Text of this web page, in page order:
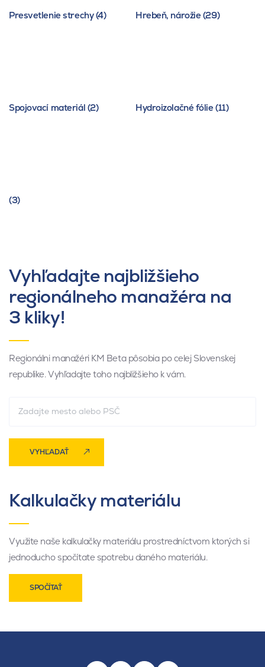
Presvetlenie strechy (4) Hrebeň, nárožie (29)
Spojovací materiál (2) Hydroizolačné fólie (11)
(3)
Vyhľadajte najbližšieho
regionálneho manažéra na
3 kliky!
Regionálni manažéri KM Beta pôsobia po celej Slovenskej
republike. Vyhľadajte toho najbližšieho k vám.
VYHĽADAŤ
Kalkulačky materiálu
Využite naše kalkulačky materiálu prostredníctvom ktorých si
jednoducho spočítate spotrebu daného materiálu.
SPOČÍTAŤ